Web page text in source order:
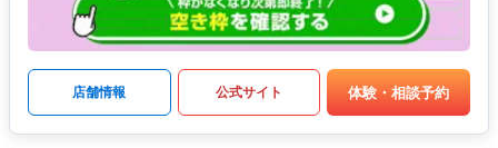
店舗情報 公式サイト 体験・相談予約